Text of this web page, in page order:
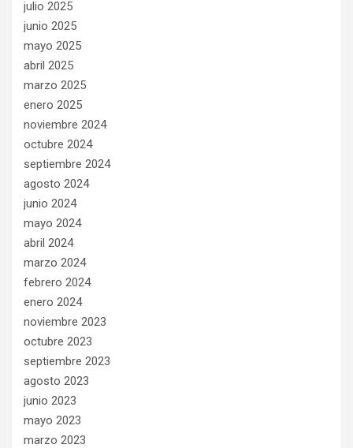
julio 2025
junio 2025
mayo 2025
abril 2025
marzo 2025
enero 2025
noviembre 2024
octubre 2024
septiembre 2024
agosto 2024
junio 2024
mayo 2024
abril 2024
marzo 2024
febrero 2024
enero 2024
noviembre 2023
octubre 2023
septiembre 2023
agosto 2023
junio 2023
mayo 2023
marzo 2023